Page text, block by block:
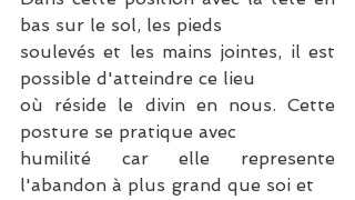
bas sur le sol, les pieds
soulevés et les mains jointes, il est
possible d'atteindre ce lieu
où réside le divin en nous. Cette
posture se pratique avec
humilité car elle represente
l'abandon à plus grand que soi et